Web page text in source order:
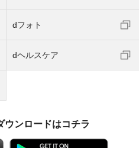
dフォト
dヘルスケア
ウンロードはコチラ